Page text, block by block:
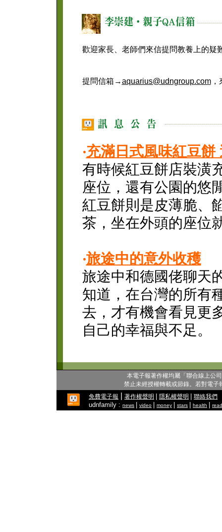
歡迎家長、老師們來信提問教養上的疑
提問信箱→aquarius@udngroup.com，
‧充滿日式風味紅豆餅
有時候紅豆餅店裝潢
座位，還有公園的悠
紅豆餅則是皮薄脆、
茶，坐在外頭的座位
‧旅途中的意外收穫
旅途中和德國佬聊天
知道，在台灣的所有
去，才有機會看見更
自己的幸福與不足。
本電子報著作權均屬「聯合線上公
禁止未經授權轉載或節錄。若對電
免費電子報
著作權聲明 隱私權聲明 聯絡我們
udnfamily : news video money stars health